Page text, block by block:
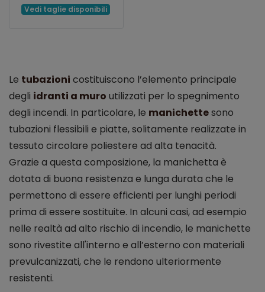
Vedi taglie disponibili
Le tubazioni costituiscono l’elemento principale
degli idranti a muro utilizzati per lo spegnimento
degli incendi. In particolare, le manichettesono
tubazioni flessibili e piatte, solitamente realizzate in
tessuto circolare poliestere ad alta tenacità.
Grazie a questa composizione, la manichetta è
dotata di buona resistenza e lunga durata che le
permettono di essere efficienti per lunghi periodi
prima di essere sostituite. In alcuni casi, ad esempio
nelle realtà ad alto rischio di incendio, le manichette
sono rivestite all'interno e all’esterno con materiali
prevulcanizzati, che le rendono ulteriormente
resistenti.